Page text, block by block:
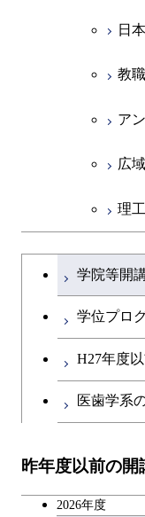
日
教
ア
広
理
学士課程を切り替える
学院等開
学位プロ
H27年度
医歯学系
昨年度以前の開
2026年度